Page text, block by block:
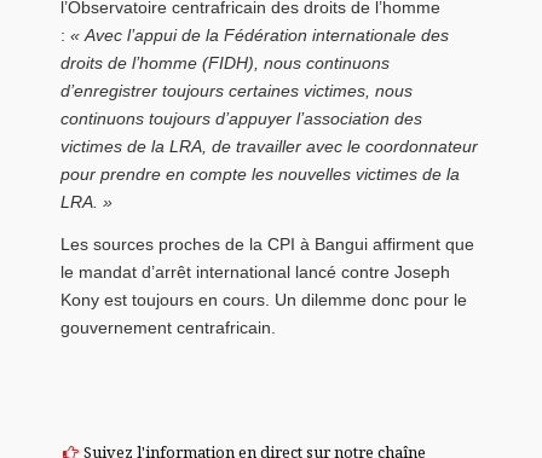
l’Observatoire centrafricain des droits de l’homme
: « Avec l’appui de la Fédération internationale des
droits de l’homme (FIDH), nous continuons
d’enregistrer toujours certaines victimes, nous
continuons toujours d’appuyer l’association des
victimes de la LRA, de travailler avec le coordonnateur
pour prendre en compte les nouvelles victimes de la
LRA. »
Les sources proches de la CPI à Bangui affirment que
le mandat d’arrêt international lancé contre Joseph
Kony est toujours en cours. Un dilemme donc pour le
gouvernement centrafricain.
Suivez l'information en direct sur notre chaîne